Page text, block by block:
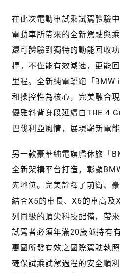
在此次電動車試乘試駕體驗
電動車所帶來的全新駕駛與
還可體驗到獨特的動能回收
擇，不僅能有效減速，更能
里程。全新純電轎跑「BMW
和操控性為核心，完美融合
優雅斜背身段延續自THE 4
巴伐利亞風情，展現嶄新電
另一款豪華純電旗艦休旅「
全新架構平台打造，彰顯
先地位。完美詮釋了前衛、
結合X5的車長、X6的車高及
列同級的頂尖科技配備，帶
試駕者必須年滿20歲並持有
惠國所發有效之國際駕駛執
確保試乘試駕過程的安全順